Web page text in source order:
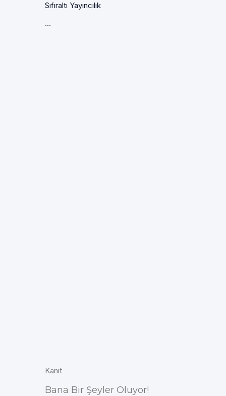
Sıfıraltı Yayıncılık
...
Kanıt
Bana Bir Şeyler Oluyor!